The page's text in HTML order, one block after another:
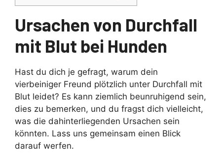
Ursachen von Durchfall
mit Blut bei Hunden
Hast du dich je gefragt, warum dein
vierbeiniger Freund plötzlich unter Durchfall mit
Blut leidet? Es kann ziemlich beunruhigend sein,
dies zu bemerken, und du fragst dich vielleicht,
was die dahinterliegenden Ursachen sein
könnten. Lass uns gemeinsam einen Blick
darauf werfen.